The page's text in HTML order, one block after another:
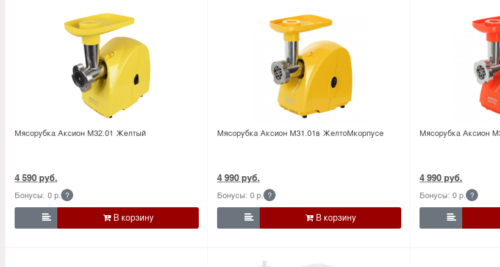
Мясорубка Аксион М32.01 Желтый
4 590 руб.
Бонусы: 0 р. ?

Мясорубка Аксион М31.01в ЖелтоМкорпусе
4 990 руб.
Бонусы: 0 р. ?

Мясорубка Аксион
4 990 руб.
Бонусы: 0 р. ?
